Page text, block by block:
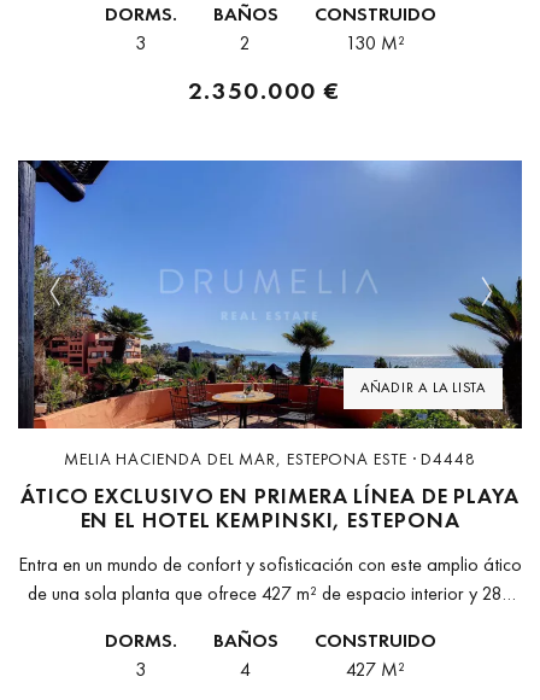
Nueva Milla de...
DORMS.
3
BAÑOS
2
CONSTRUIDO
130 M²
2.350.000 €
AÑADIR A LA LISTA
Previous Next
MELIA HACIENDA DEL MAR, ESTEPONA ESTE · D4448
ÁTICO EXCLUSIVO EN PRIMERA LÍNEA DE PLAYA
EN EL HOTEL KEMPINSKI, ESTEPONA
Entra en un mundo de confort y sofisticación con este amplio ático
de una sola planta que ofrece 427 m² de espacio interior y 286
DORMS.
3
BAÑOS
4
CONSTRUIDO
427 M²